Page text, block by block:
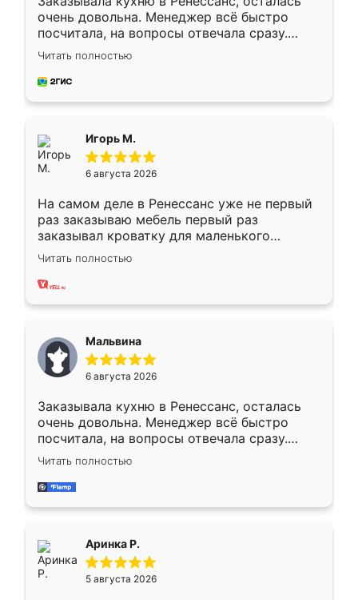
очень довольна. Менеджер всё быстро
посчитала, на вопросы отвечала сразу.
Замерщик приехал в субботу, подошёл к
делу со всей ответственностью. Собрали
за день, ребята работали аккуратно, даже
Читать полностью
Игорь М.
6 августа 2026
На самом деле в Ренессанс уже не первый
раз заказываю мебель первый раз
заказывал кроватку для маленького
ребёнка при его рождении ,во второй раз
заказал шкаф-купе. По качеству очень
хорошее сборка достаточно быстрая,
меньше, здесь же он более разнообразный.
Мне нравится ,если что-то потребуется из
мебели буду заказывать только здесь.
Читать полностью
Мальвина
6 августа 2026
Заказывала кухню в Ренессанс, осталась
очень довольна. Менеджер всё быстро
посчитала, на вопросы отвечала сразу.
Замерщик приехал в субботу, подошёл к
делу со всей ответственностью. Собрали
за день, ребята работали аккуратно, даже
Читать полностью
Аринка Р.
5 августа 2026